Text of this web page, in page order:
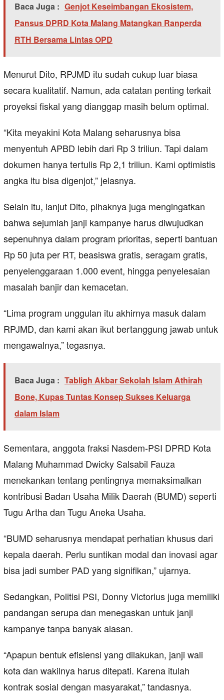
Baca Juga : Genjot Keseimbangan Ekosistem,
Pansus DPRD Kota Malang Matangkan Ranperda
RTH Bersama Lintas OPD
Menurut Dito, RPJMD itu sudah cukup luar biasa
secara kualitatif. Namun, ada catatan penting terkait
proyeksi fiskal yang dianggap masih belum optimal.
“Kita meyakini Kota Malang seharusnya bisa
menyentuh APBD lebih dari Rp 3 triliun. Tapi dalam
dokumen hanya tertulis Rp 2,1 triliun. Kami optimistis
angka itu bisa digenjot,” jelasnya.
Selain itu, lanjut Dito, pihaknya juga mengingatkan
bahwa sejumlah janji kampanye harus diwujudkan
sepenuhnya dalam program prioritas, seperti bantuan
Rp 50 juta per RT, beasiswa gratis, seragam gratis,
penyelenggaraan 1.000 event, hingga penyelesaian
masalah banjir dan kemacetan.
“Lima program unggulan itu akhirnya masuk dalam
RPJMD, dan kami akan ikut bertanggung jawab untuk
mengawalnya,” tegasnya.
Baca Juga : Tabligh Akbar Sekolah Islam Athirah
Bone, Kupas Tuntas Konsep Sukses Keluarga
dalam Islam
Sementara, anggota fraksi Nasdem-PSI DPRD Kota
Malang Muhammad Dwicky Salsabil Fauza
menekankan tentang pentingnya memaksimalkan
kontribusi Badan Usaha Milik Daerah (BUMD) seperti
Tugu Artha dan Tugu Aneka Usaha.
“BUMD seharusnya mendapat perhatian khusus dari
kepala daerah. Perlu suntikan modal dan inovasi agar
bisa jadi sumber PAD yang signifikan,” ujarnya.
Sedangkan, Politisi PSI, Donny Victorius juga memiliki
pandangan serupa dan menegaskan untuk janji
kampanye tanpa banyak alasan.
“Apapun bentuk efisiensi yang dilakukan, janji wali
kota dan wakilnya harus ditepati. Karena itulah
kontrak sosial dengan masyarakat,” tandasnya.